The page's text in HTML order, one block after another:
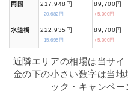
両国 217,948円
−20,682円
89,700円
+5,000円
水道橋 222,935円
−15,695円
89,700円
+5,000円
近隣エリアの相場は当サ
金の下の小さい数字は当
ック・キャンペー